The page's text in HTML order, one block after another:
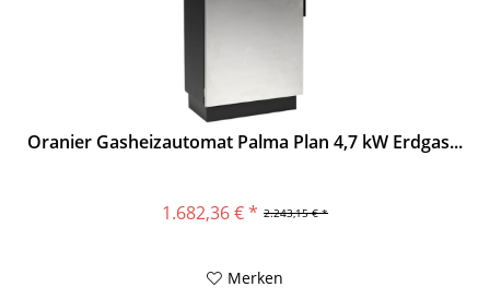
Oranier Gasheizautomat Palma Plan 4,7 kW Erdgas...
2.243,15 € *
1.682,36 € *
Merken